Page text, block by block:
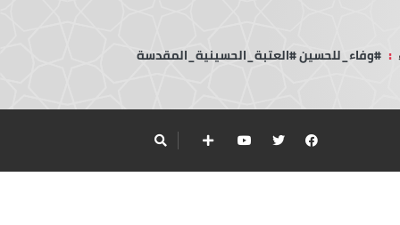
: #وفاء_للحسين #العتبة_الحسينية_المقدسة